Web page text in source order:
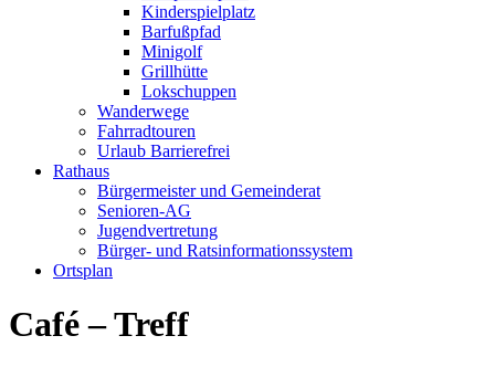
Kinderspielplatz
Barfußpfad
Minigolf
Grillhütte
Lokschuppen
Wanderwege
Fahrradtouren
Urlaub Barrierefrei
Rathaus
Bürgermeister und Gemeinderat
Senioren-AG
Jugendvertretung
Bürger- und Ratsinformationssystem
Ortsplan
Café – Treff